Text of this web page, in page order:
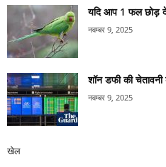
यदि आप 1 फल छोड़
नवम्बर 9, 2025
शॉन डफी की चेतावनी
नवम्बर 9, 2025
खेल